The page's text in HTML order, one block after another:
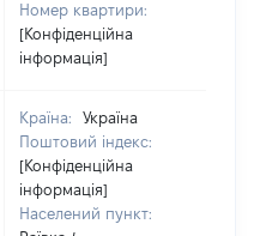
Номер квартири:
[Конфіденційна
інформація]
Країна:
Україна
Поштовий індекс:
[Конфіденційна
інформація]
Населений пункт: